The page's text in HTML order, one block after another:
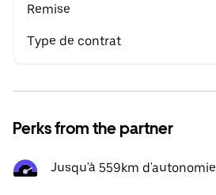
Remise
Type de contrat
Perks from the partner
Jusqu'à 559km d'autonomie